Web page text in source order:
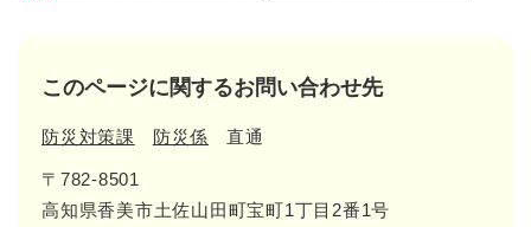
このページに関するお問い合わせ先
防災対策課 防災係 直通
〒782-8501
高知県香美市土佐山田町宝町1丁目2番1号